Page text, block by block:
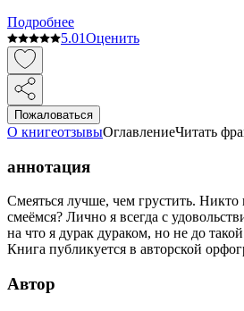
Подробнее
5.01Оценить
Пожаловаться
О книгеотзывыОглавлениеЧитать
аннотация
Смеяться лучше, чем грустить.
смеёмся? Лично я всегда с
на что я дурак дураком, но не до
Книга публикуется в авторской
Автор